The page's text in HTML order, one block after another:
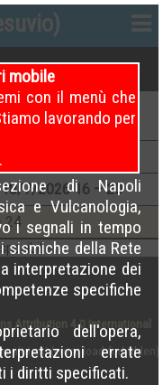
mobile
con il menù che
lavorando per
di Napoli
e Vulcanologia,
i segnali in tempo
sismiche della Rete
interpretazione dei
specifiche
dell'opera,
errate
i diritti specificati.
18/7/2026 00 – 04
18/7/202616 – 20
24
Attribution 4.0 International
altri siti (cross load forbidden)